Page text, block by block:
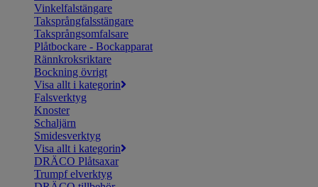
Vinkelfalstängare
Taksprångfalsstängare
Taksprångsomfalsare
Plåtbockare - Bockapparat
Rännkroksriktare
Bockning övrigt
Visa allt i kategorin
Falsverktyg
Knoster
Schaljärn
Smidesverktyg
Visa allt i kategorin
DRÄCO Plåtsaxar
Trumpf elverktyg